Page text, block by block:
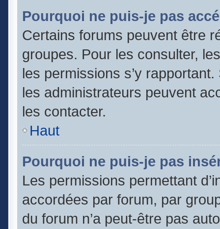
Pourquoi ne puis-je pas
Certains forums peuvent être
groupes. Pour les consulter,
les permissions s’y
les administrateurs peuvent
les contacter.
Haut
Pourquoi ne puis-je pas
Les permissions permettant
accordées par forum, par
du forum n’a peut-être pas